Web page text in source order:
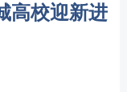
高校迎新进